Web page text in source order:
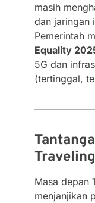
masih
dan jaringan
Pemerintah
Equality
5G dan
(tertinggal,
Masa depan
menjanjikan